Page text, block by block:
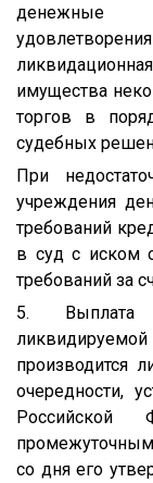
денежные
имущества
торгов в
судебных
При
учреждения
требований
в суд с иском
требований за
5. Выплата
производится
очередности,
Российской
со дня его